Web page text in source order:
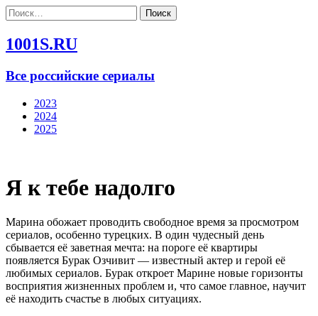
Найти:
1001S.RU
Все российские сериалы
2023
2024
2025
Я к тебе надолго
Марина обожает проводить свободное время за просмотром
сериалов, особенно турецких. В один чудесный день
сбывается её заветная мечта: на пороге её квартиры
появляется Бурак Озчивит — известный актер и герой её
любимых сериалов. Бурак откроет Марине новые горизонты
восприятия жизненных проблем и, что самое главное, научит
её находить счастье в любых ситуациях.